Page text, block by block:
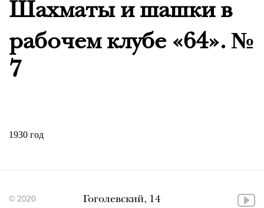
Шахматы и шашки в
рабочем клубе «64». №
7
1930 год
© 2020 Гоголевский, 14